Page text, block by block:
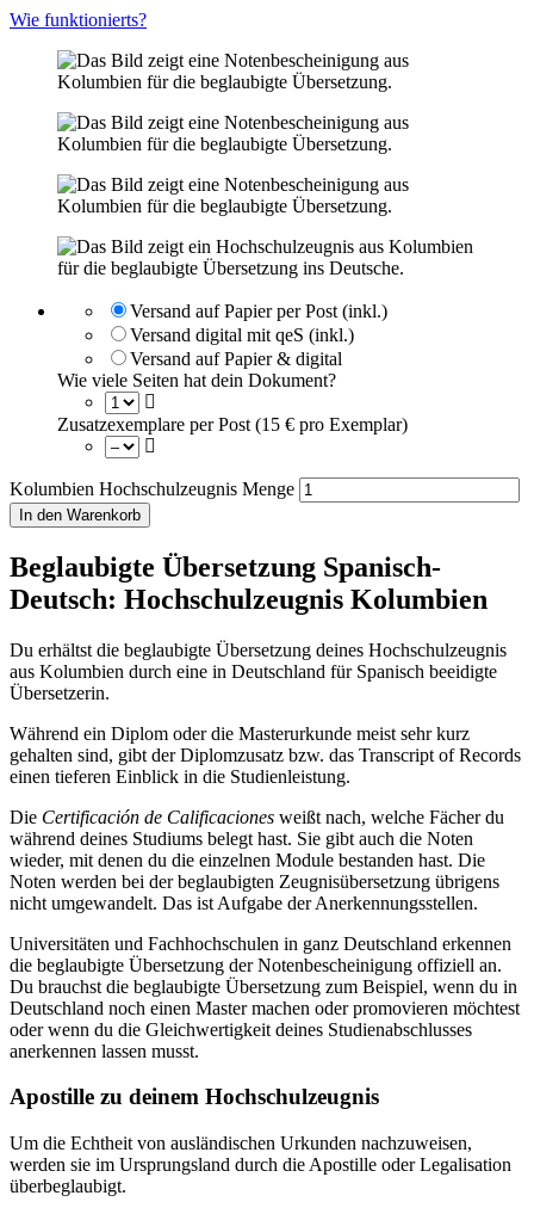
Wie funktionierts?
Versand auf Papier per Post (inkl.)
Versand digital mit qeS (inkl.)
Versand auf Papier & digital
Wie viele Seiten hat dein Dokument?
Zusatzexemplare per Post (15 € pro Exemplar)
Kolumbien Hochschulzeugnis Menge
In den Warenkorb
Beglaubigte Übersetzung Spanisch-
Deutsch: Hochschulzeugnis Kolumbien
Du erhältst die beglaubigte Übersetzung deines Hochschulzeugnis
aus Kolumbien durch eine in Deutschland für Spanisch beeidigte
Übersetzerin.
Während ein Diplom oder die Masterurkunde meist sehr kurz
gehalten sind, gibt der Diplomzusatz bzw. das Transcript of Records
einen tieferen Einblick in die Studienleistung.
Die Certificación de Calificaciones weißt nach, welche Fächer du
während deines Studiums belegt hast. Sie gibt auch die Noten
wieder, mit denen du die einzelnen Module bestanden hast. Die
Noten werden bei der beglaubigten Zeugnisübersetzung übrigens
nicht umgewandelt. Das ist Aufgabe der Anerkennungsstellen.
Universitäten und Fachhochschulen in ganz Deutschland erkennen
die beglaubigte Übersetzung der Notenbescheinigung offiziell an.
Du brauchst die beglaubigte Übersetzung zum Beispiel, wenn du in
Deutschland noch einen Master machen oder promovieren möchtest
oder wenn du die Gleichwertigkeit deines Studienabschlusses
anerkennen lassen musst.
Apostille zu deinem Hochschulzeugnis
Um die Echtheit von ausländischen Urkunden nachzuweisen,
werden sie im Ursprungsland durch die Apostille oder Legalisation
überbeglaubigt.